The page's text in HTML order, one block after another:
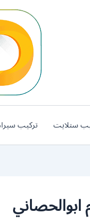
ستلايت تركيب
ابوالحصاني